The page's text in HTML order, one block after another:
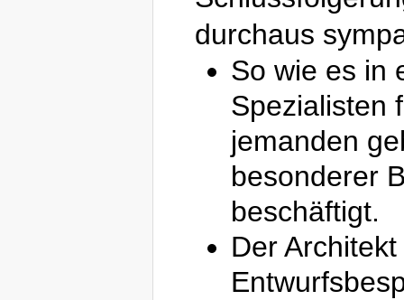
durchaus
So wie es in
Spezialisten
jemanden
besonderer
beschäftigt.
Der